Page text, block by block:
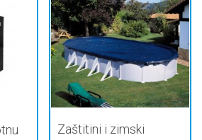
Zaštitini i zimski